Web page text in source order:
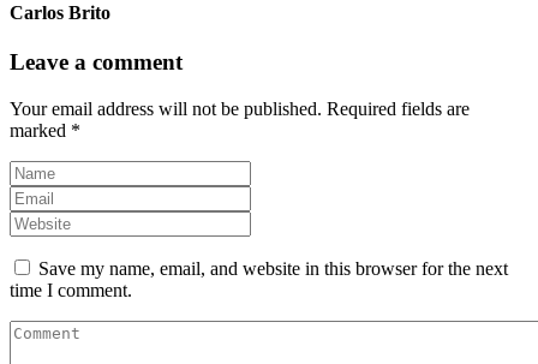
Carlos Brito
Leave a comment
Your email address will not be published. Required fields are
marked *
Save my name, email, and website in this browser for the next
time I comment.